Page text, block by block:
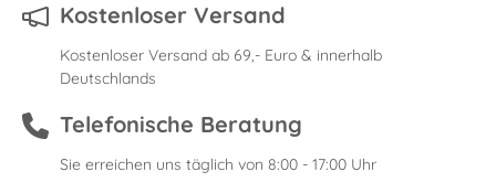
Kostenloser Versand
Kostenloser Versand ab 69,- Euro & innerhalb
Deutschlands
Telefonische Beratung
Sie erreichen uns täglich von 8:00 - 17:00 Uhr